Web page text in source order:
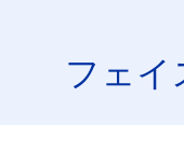
フェイ